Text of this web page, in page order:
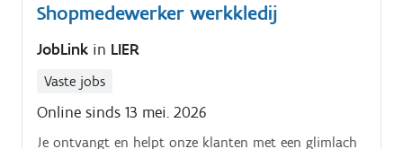
Shopmedewerker werkkledij
JobLink in LIER
Vaste jobs
Online sinds 13 mei. 2026
Je ontvangt en helpt onze klanten met een glimlach